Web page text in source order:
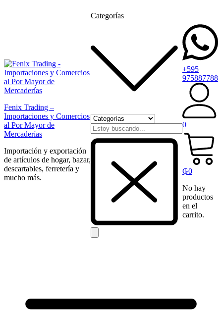
Fenix Trading –
Importaciones y Comercios
al Por Mayor de
Mercaderías
Importación y exportación
de artículos de hogar, bazar,
descartables, ferretería y
mucho más.
Categorías
+595
975887788
0
₲0
No hay
productos
en el
carrito.